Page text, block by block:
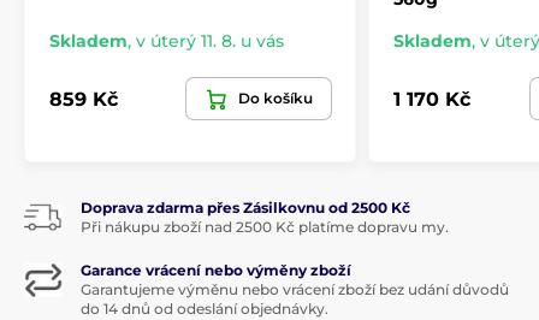
Skladem, v úterý 11. 8. u vás
859 Kč Do košíku
Skladem, v úterý
1 170 Kč
Doprava zdarma přes Zásilkovnu od 2500 Kč
Při nákupu zboží nad 2500 Kč platíme dopravu my.
Garance vrácení nebo výměny zboží
Garantujeme výměnu nebo vrácení zboží bez udání důvodů
do 14 dnů od odeslání objednávky.